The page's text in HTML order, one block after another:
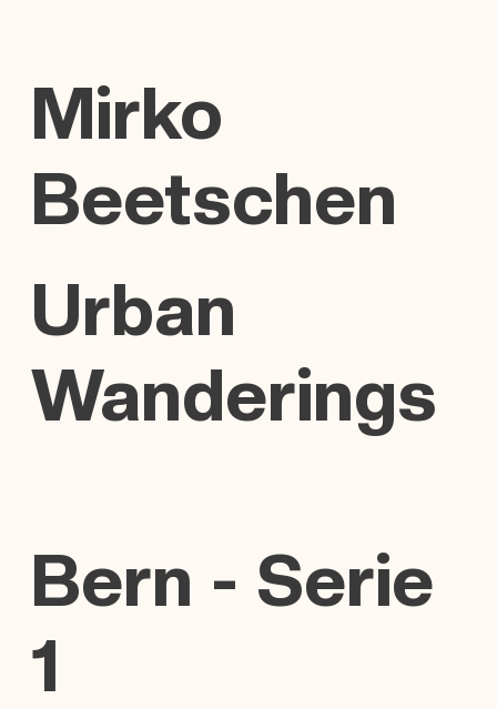
Mirko
Beetschen
Urban
Wanderings
Bern - Serie
1